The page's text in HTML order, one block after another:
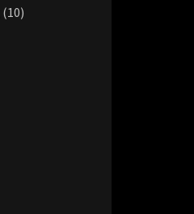
(10)